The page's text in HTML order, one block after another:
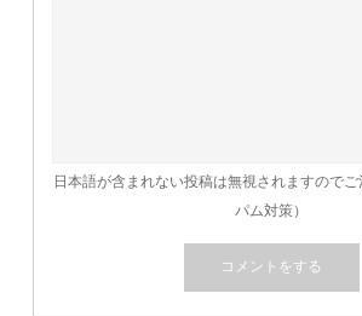
日本語が含まれない投稿は無視されますので
パム対策）